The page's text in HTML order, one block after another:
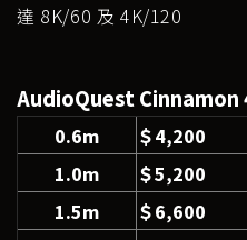
達 8K/60 及 4K/120
AudioQuest Cinnamon
0.6m
＄4,200
1.0m
＄5,200
1.5m
＄6,600